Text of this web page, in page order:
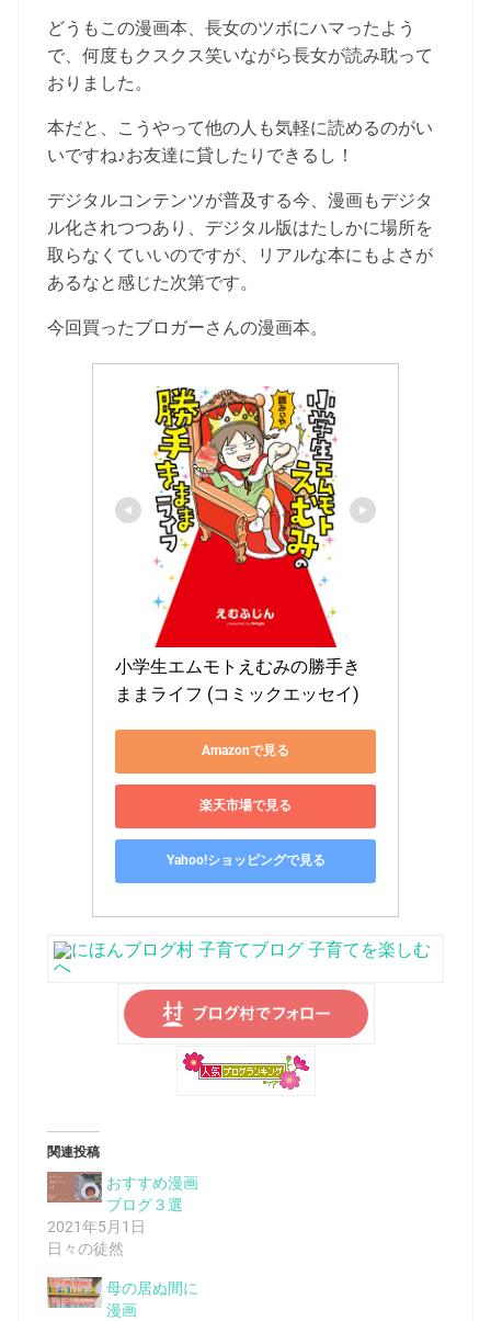
どうもこの漫画本、長女のツボにハマったよう
で、何度もクスクス笑いながら長女が読み耽って
おりました。
本だと、こうやって他の人も気軽に読めるのがい
いですね♪お友達に貸したりできるし！
デジタルコンテンツが普及する今、漫画もデジタ
ル化されつつあり、デジタル版はたしかに場所を
取らなくていいのですが、リアルな本にもよさが
あるなと感じた次第です。
今回買ったブロガーさんの漫画本。
小学生エムモトえむみの勝手き
ままライフ (コミックエッセイ)
Amazonで見る
楽天市場で見る
Yahoo!ショッピングで見る
関連投稿
おすすめ漫画
ブログ３選
2021年5月1日
日々の徒然
母の居ぬ間に
漫画